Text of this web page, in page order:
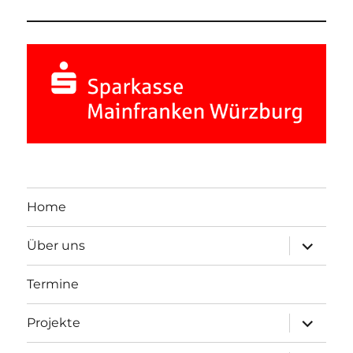
Home
Über uns
öffnen
Termine
Projekte
öffnen